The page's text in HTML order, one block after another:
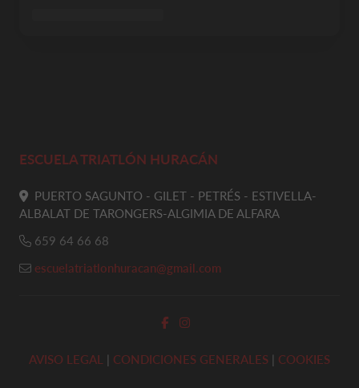
ESCUELA TRIATLÓN HURACÁN
PUERTO SAGUNTO - GILET - PETRÉS - ESTIVELLA-
ALBALAT DE TARONGERS-ALGIMIA DE ALFARA
659 64 66 68
escuelatriatlonhuracan@gmail.com
AVISO LEGAL | CONDICIONES GENERALES | COOKIES